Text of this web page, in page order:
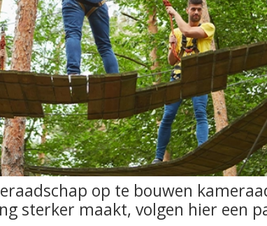
op te bouwen
sterker maakt, volgen hier een